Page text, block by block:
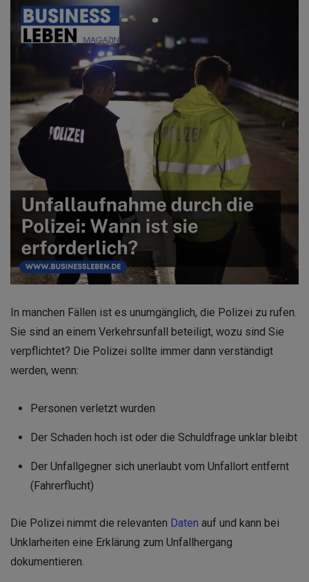
In manchen Fällen ist es unumgänglich, die Polizei zu rufen.
Sie sind an einem Verkehrsunfall beteiligt, wozu sind Sie
verpflichtet? Die Polizei sollte immer dann verständigt
werden, wenn:
Personen verletzt wurden
Der Schaden hoch ist oder die Schuldfrage unklar bleibt
Der Unfallgegner sich unerlaubt vom Unfallort entfernt
(Fahrerflucht)
Die Polizei nimmt die relevanten Daten auf und kann bei
Unklarheiten eine Erklärung zum Unfallhergang
dokumentieren.